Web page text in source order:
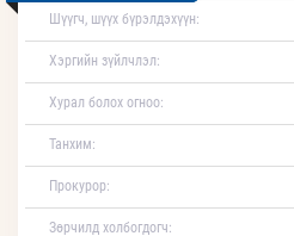
Шүүгч, шүүх бүрэлдэхүүн:
Хэргийн зүйлчлэл:
Хурал болох огноо:
Танхим:
Прокурор:
Зөрчилд холбогдогч: